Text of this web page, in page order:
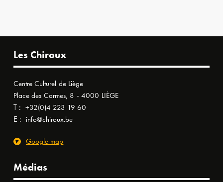
Les Chiroux
Centre Culturel de Liège
Place des Carmes, 8 - 4000 LIÈGE
T : +32(0)4 223 19 60
E : info@chiroux.be
Google map
Médias